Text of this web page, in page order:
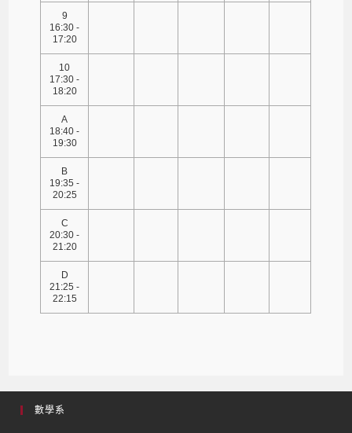
9
16:30 -
17:20
10
17:30 -
18:20
A
18:40 -
19:30
B
19:35 -
20:25
C
20:30 -
21:20
D
21:25 -
22:15
數學系